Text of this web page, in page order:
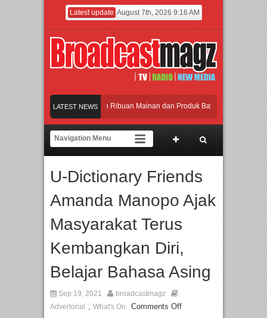
Latest update August 7th, 2026 9:16 AM
LATEST NEWS
Jakarta dengan Ribuan Mainan dan Produk Bayi dari Seluruh Dunia,
Gerbang Inovasi dan Peluang Bisnis Industri Gifts dan Housewares Asia
Perpaduan Warisan Dan Semangat Lokal, BIRKENSTOCK INDONESIA
Jakarta dengan Ribuan Mainan dan Produk Bayi dari Seluruh Dunia,
U-Dictionary Friends
Amanda Manopo Ajak
Masyarakat Terus
Kembangkan Diri,
Belajar Bahasa Asing
Sep 19, 2021
broadcastmagz
Advertorial
, What's On Comments Off